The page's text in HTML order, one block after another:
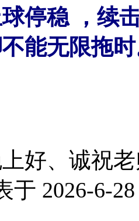
停稳 ，续
能无限拖
好、诚祝
于 2026-6-